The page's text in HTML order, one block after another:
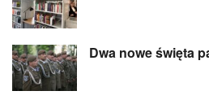
Dwa nowe święta